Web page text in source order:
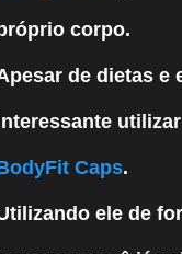
corpo.
de dietas e
Caps.
ele de